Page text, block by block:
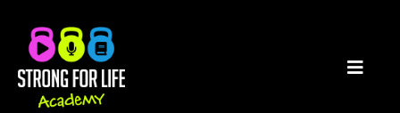
naar
inhoud